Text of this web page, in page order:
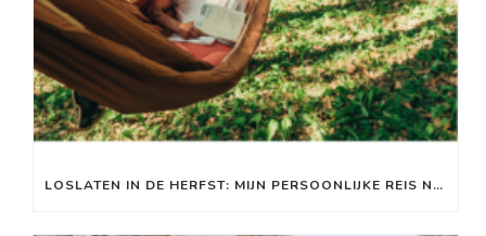
LOSLATEN IN DE HERFST: MIJN PERSOONLIJKE REIS NAAR MEER RUST EN ENERGIE